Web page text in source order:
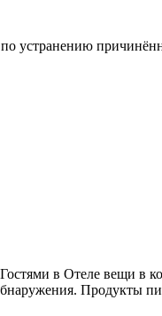
устранению
в Отеле вещи в
Продукты